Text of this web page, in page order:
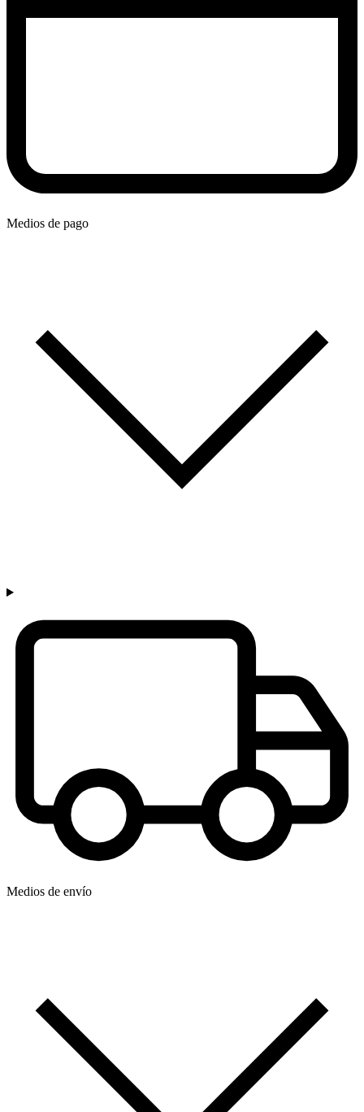
Medios de pago
Medios de envío